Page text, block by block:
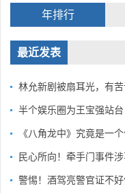
年排行
最近发表
林允新剧被扇耳光，有
半个娱乐圈为王宝强站
《八角龙中》究竟是一
民心所向！牵手门事件
警惕！酒驾亮警官证不好